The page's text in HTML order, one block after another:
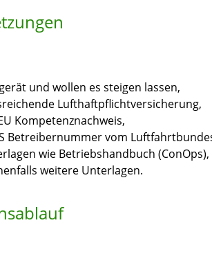
und wollen es steigen lassen,
Lufthaftpflichtversicherung,
Kompetenznachweis,
Betreibernummer vom
wie Betriebshandbuch
weitere Unterlagen.